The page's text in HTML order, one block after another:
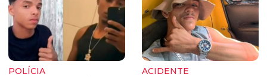
POLÍCIA ACIDENTE